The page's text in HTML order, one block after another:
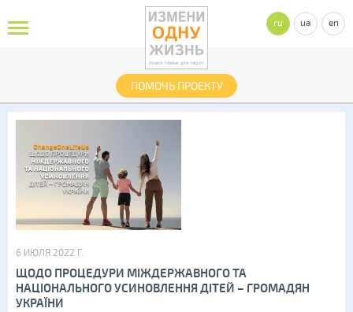
ПОМОЧЬ ПРОЕКТУ
ru ua en
6 ИЮЛЯ 2022 Г.
ЩОДО ПРОЦЕДУРИ МІЖДЕРЖАВНОГО ТА
НАЦІОНАЛЬНОГО УСИНОВЛЕННЯ ДІТЕЙ – ГРОМАДЯН
УКРАЇНИ